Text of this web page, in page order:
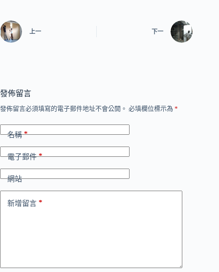
上一 下一
發佈留言
發佈留言必須填寫的電子郵件地址不會公開。 必填欄位標示為 *
名稱*
電子郵件*
網站
新增留言 *